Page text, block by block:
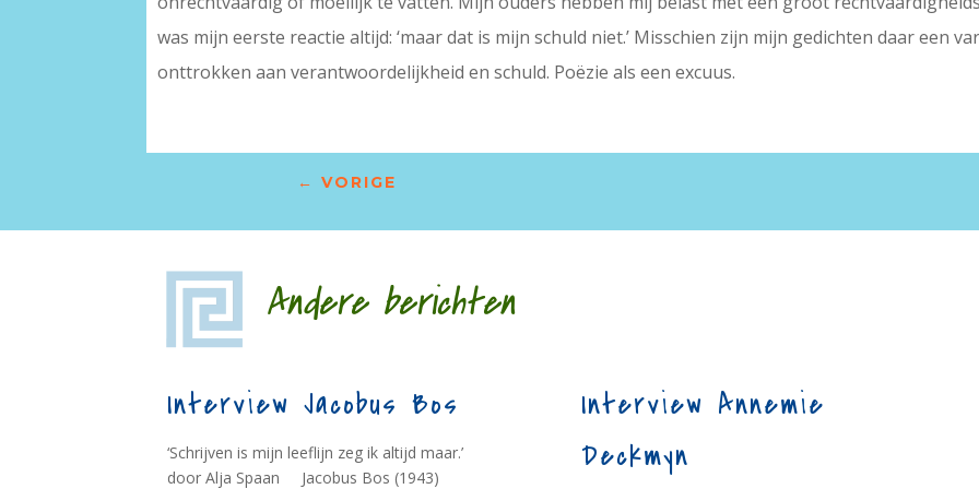
was mijn eerste reactie altijd: ‘maar dat is mijn schuld niet.’ Misschien zijn mijn gedichten daar een
onttrokken aan verantwoordelijkheid en schuld. Poëzie als een excuus.
← VORIGE
Andere berichten
Interview Jacobus Bos
‘Schrijven is mijn leeflijn zeg ik altijd maar.’
door Alja Spaan Jacobus Bos (1943)
Interview Annemie
Deckmyn